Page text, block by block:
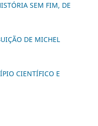
SEM FIM, DE
DE MICHEL
CIENTÍFICO E